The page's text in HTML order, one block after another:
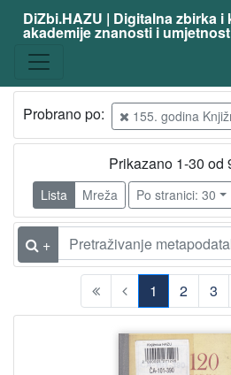
DiZbi.HAZU | Digitalna zbirka
akademije znanosti i
Probrano po: 155. godina
Prikazano 1-30 od
Lista Mreža Po stranici: 30
+
1
(current)
2 3